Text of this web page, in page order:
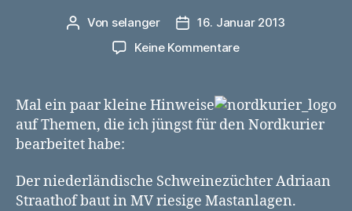
Beitragsautor
Von selanger Veröffentlichungsdatum
16. Januar 2013
Keine Kommentarezu
und
Linkschau
Januar
Mal ein paar kleine Hinweise
auf Themen, die ich jüngst für den Nordkurier
bearbeitet habe:
Der niederländische Schweinezüchter Adriaan
Straathof baut in MV riesige Mastanlagen.